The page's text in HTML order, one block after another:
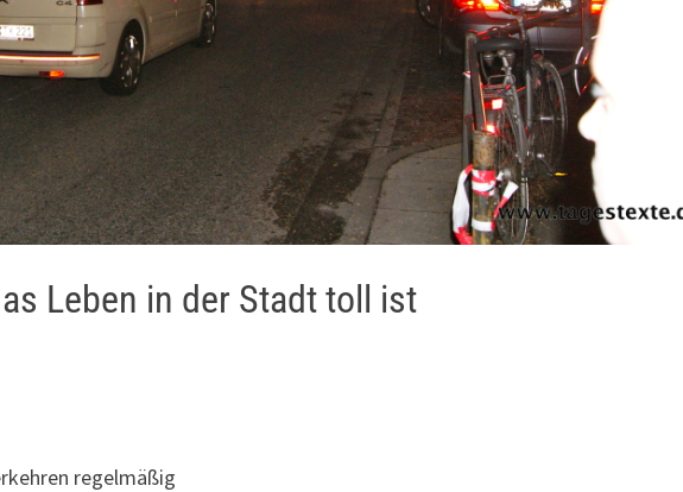
Leben in der Stadt toll ist
regelmäßig